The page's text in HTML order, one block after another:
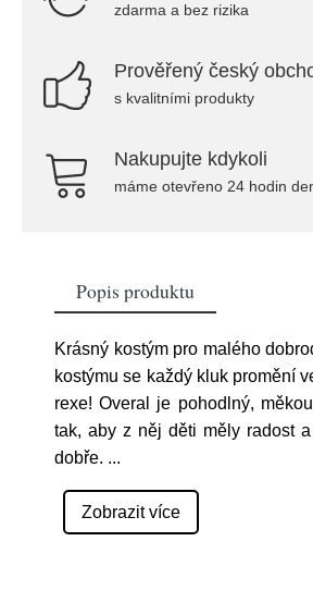
zdarma a bez rizika
Prověřený český
s kvalitními produkty
Nakupujte kdykoli
máme otevřeno 24 hodin
Popis produktu
Krásný kostým pro malého
kostýmu se každý kluk promění
rexe! Overal je pohodlný,
tak, aby z něj děti měly radost
dobře. ...
Zobrazit více